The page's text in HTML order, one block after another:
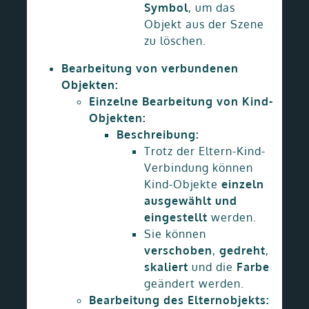
Symbol, um das
Objekt aus der Szene
zu löschen.
Bearbeitung von verbundenen
Objekten:
Einzelne Bearbeitung von Kind-
Objekten:
Beschreibung:
Trotz der Eltern-Kind-
Verbindung können
Kind-Objekte einzeln
ausgewählt und
eingestellt werden.
Sie können
verschoben, gedreht,
skaliert und die Farbe
geändert werden.
Bearbeitung des Elternobjekts: